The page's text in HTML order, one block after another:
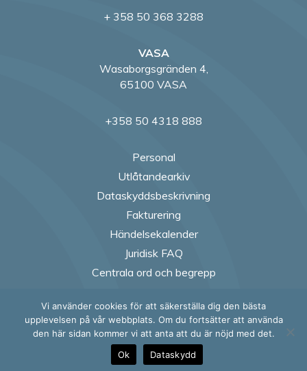
+ 358 50 368 3288
VASA
Wasaborgsgränden 4,
65100 VASA
+358 50 4318 888
Personal
Utlåtandearkiv
Dataskyddsbeskrivning
Fakturering
Händelsekalender
Juridisk FAQ
Centrala ord och begrepp
Follow us on
Follow us on
Follow
Vi använder cookies för att säkerställa dig den bästa
upplevelsen på vår webbplats. Om du fortsätter att använda
den här sidan kommer vi att anta att du är nöjd med det.
Ok
Dataskydd